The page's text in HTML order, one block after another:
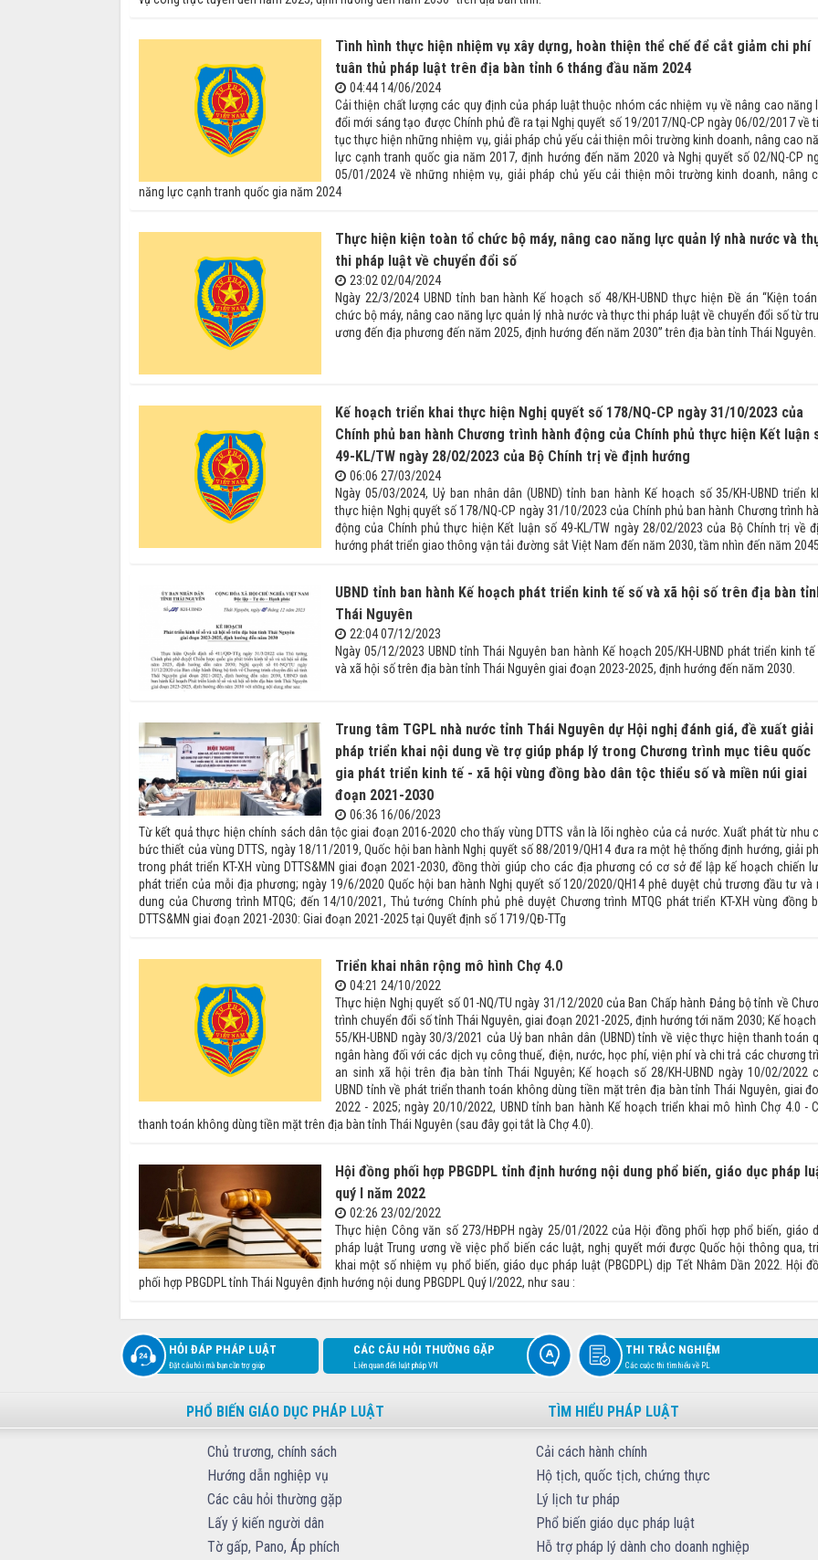
Tình hình thực hiện nhiệm vụ xây dựng, hoàn thiện thể chế để cắt giảm chi phí
tuân thủ pháp luật trên địa bàn tỉnh 6 tháng đầu năm 2024
04:44 14/06/2024
Cải thiện chất lượng các quy định của pháp luật thuộc nhóm các nhiệm vụ về nâng cao năng
đổi mới sáng tạo được Chính phủ đề ra tại Nghị quyết số 19/2017/NQ-CP ngày 06/02/2017 về
tục thực hiện những nhiệm vụ, giải pháp chủ yếu cải thiện môi trường kinh doanh, nâng cao
lực cạnh tranh quốc gia năm 2017, định hướng đến năm 2020 và Nghị quyết số 02/NQ-CP
05/01/2024 về những nhiệm vụ, giải pháp chủ yếu cải thiện môi trường kinh doanh, nâng
năng lực cạnh tranh quốc gia năm 2024
Thực hiện kiện toàn tổ chức bộ máy, nâng cao năng lực quản lý nhà nước và
thi pháp luật về chuyển đổi số
23:02 02/04/2024
Ngày 22/3/2024 UBND tỉnh ban hành Kế hoạch số 48/KH-UBND thực hiện Đề án “Kiện
chức bộ máy, nâng cao năng lực quản lý nhà nước và thực thi pháp luật về chuyển đổi số từ
ương đến địa phương đến năm 2025, định hướng đến năm 2030” trên địa bàn tỉnh Thái Nguyên.
Kế hoạch triển khai thực hiện Nghị quyết số 178/NQ-CP ngày 31/10/2023 của
Chính phủ ban hành Chương trình hành động của Chính phủ thực hiện Kết luận
49-KL/TW ngày 28/02/2023 của Bộ Chính trị về định hướng
06:06 27/03/2024
Ngày 05/03/2024, Uỷ ban nhân dân (UBND) tỉnh ban hành Kế hoạch số 35/KH-UBND triển
thực hiện Nghị quyết số 178/NQ-CP ngày 31/10/2023 của Chính phủ ban hành Chương trình
động của Chính phủ thực hiện Kết luận số 49-KL/TW ngày 28/02/2023 của Bộ Chính trị về
hướng phát triển giao thông vận tải đường sắt Việt Nam đến năm 2030, tầm nhìn đến năm 2045.
UBND tỉnh ban hành Kế hoạch phát triển kinh tế số và xã hội số trên địa bàn
Thái Nguyên
22:04 07/12/2023
Ngày 05/12/2023 UBND tỉnh Thái Nguyên ban hành Kế hoạch 205/KH-UBND phát triển kinh
và xã hội số trên địa bàn tỉnh Thái Nguyên giai đoạn 2023-2025, định hướng đến năm 2030.
Trung tâm TGPL nhà nước tỉnh Thái Nguyên dự Hội nghị đánh giá, đề xuất giải
pháp triển khai nội dung về trợ giúp pháp lý trong Chương trình mục tiêu quốc
gia phát triển kinh tế - xã hội vùng đồng bào dân tộc thiểu số và miền núi giai
đoạn 2021-2030
06:36 16/06/2023
Từ kết quả thực hiện chính sách dân tộc giai đoạn 2016-2020 cho thấy vùng DTTS vẫn là lõi nghèo của cả nước. Xuất phát từ nhu
bức thiết của vùng DTTS, ngày 18/11/2019, Quốc hội ban hành Nghị quyết số 88/2019/QH14 đưa ra một hệ thống định hướng, giải
trong phát triển KT-XH vùng DTTS&MN giai đoạn 2021-2030, đồng thời giúp cho các địa phương có cơ sở để lập kế hoạch chiến
phát triển của mỗi địa phương; ngày 19/6/2020 Quốc hội ban hành Nghị quyết số 120/2020/QH14 phê duyệt chủ trương đầu tư và
dung của Chương trình MTQG; đến 14/10/2021, Thủ tướng Chính phủ phê duyệt Chương trình MTQG phát triển KT-XH vùng đồng
DTTS&MN giai đoạn 2021-2030: Giai đoạn 2021-2025 tại Quyết định số 1719/QĐ-TTg
Triển khai nhân rộng mô hình Chợ 4.0
04:21 24/10/2022
Thực hiện Nghị quyết số 01-NQ/TU ngày 31/12/2020 của Ban Chấp hành Đảng bộ tỉnh về
trình chuyển đổi số tỉnh Thái Nguyên, giai đoạn 2021-2025, định hướng tới năm 2030; Kế
55/KH-UBND ngày 30/3/2021 của Uỷ ban nhân dân (UBND) tỉnh về việc thực hiện thanh toán
ngân hàng đối với các dịch vụ công thuế, điện, nước, học phí, viện phí và chi trả các chương
an sinh xã hội trên địa bàn tỉnh Thái Nguyên; Kế hoạch số 28/KH-UBND ngày 10/02/2022
UBND tỉnh về phát triển thanh toán không dùng tiền mặt trên địa bàn tỉnh Thái Nguyên, giai
2022 - 2025; ngày 20/10/2022, UBND tỉnh ban hành Kế hoạch triển khai mô hình Chợ 4.0 -
thanh toán không dùng tiền mặt trên địa bàn tỉnh Thái Nguyên (sau đây gọi tắt là Chợ 4.0).
Hội đồng phối hợp PBGDPL tỉnh định hướng nội dung phổ biến, giáo dục pháp
quý I năm 2022
02:26 23/02/2022
Thực hiện Công văn số 273/HĐPH ngày 25/01/2022 của Hội đồng phối hợp phổ biến, giáo
pháp luật Trung ương về việc phổ biến các luật, nghị quyết mới được Quốc hội thông qua,
khai một số nhiệm vụ phổ biến, giáo dục pháp luật (PBGDPL) dịp Tết Nhâm Dần 2022. Hội
phối hợp PBGDPL tỉnh Thái Nguyên định hướng nội dung PBGDPL Quý I/2022, như sau :
HỎI ĐÁP PHÁP LUẬT
Đặt câu hỏi mà bạn cần trợ giúp
CÁC CÂU HỎI THƯỜNG GẶP
Liên quan đến luật pháp VN
THI TRẮC NGHIỆM
Các cuộc thi tìm hiểu về PL
PHỔ BIẾN GIÁO DỤC PHÁP LUẬT
Chủ trương, chính sách
Hướng dẫn nghiệp vụ
Các câu hỏi thường gặp
Lấy ý kiến người dân
Tờ gấp, Pano, Áp phích
TÌM HIỂU PHÁP LUẬT
Cải cách hành chính
Hộ tịch, quốc tịch, chứng thực
Lý lịch tư pháp
Phổ biến giáo dục pháp luật
Hỗ trợ pháp lý dành cho doanh nghiệp